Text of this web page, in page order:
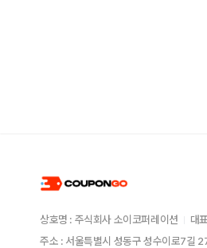
상호명 : 주식회사 소이코퍼레이션
대
주소 : 서울특별시 성동구 성수이로7길